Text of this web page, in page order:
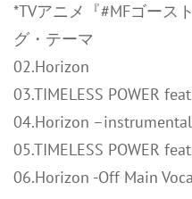
*TVアニメ『#MFゴース
グ・テーマ
02.Horizon
03.TIMELESS POWER
04.Horizon
05.TIMELESS POWER
06.Horizon -Off Main